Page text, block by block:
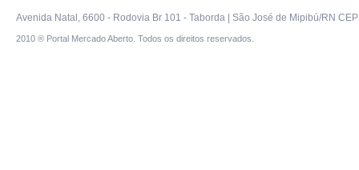
Avenida Natal, 6600 - Rodovia Br 101 - Taborda | São José de Mipibú/RN
2010 ® Portal Mercado Aberto. Todos os direitos reservados.